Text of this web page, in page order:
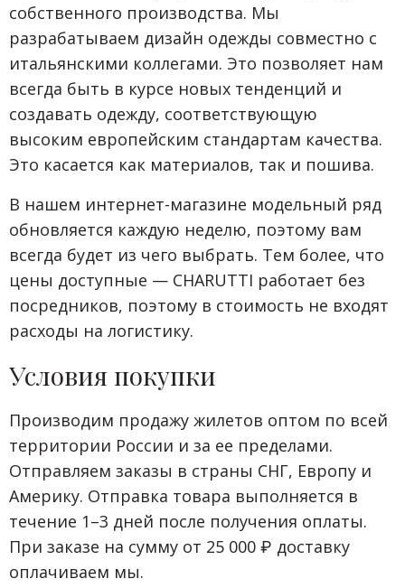
собственного производства. Мы
разрабатываем дизайн одежды совместно с
итальянскими коллегами. Это позволяет нам
всегда быть в курсе новых тенденций и
создавать одежду, соответствующую
высоким европейским стандартам качества.
Это касается как материалов, так и пошива.
В нашем интернет-магазине модельный ряд
обновляется каждую неделю, поэтому вам
всегда будет из чего выбрать. Тем более, что
цены доступные — CHARUTTI работает без
посредников, поэтому в стоимость не входят
расходы на логистику.
Условия покупки
Производим продажу жилетов оптом по всей
территории России и за ее пределами.
Отправляем заказы в страны СНГ, Европу и
Америку. Отправка товара выполняется в
течение 1–3 дней после получения оплаты.
При заказе на сумму от 25 000 ₽ доставку
оплачиваем мы.